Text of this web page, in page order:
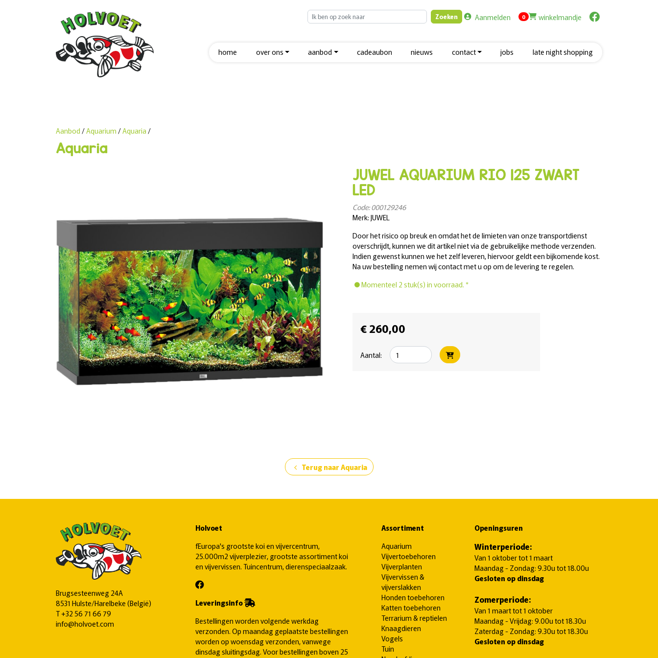
Zoeken Aanmelden 0items in cart
winkelmandje
home over ons aanbod cadeaubon nieuws contact jobs late night shopping
Aquaria
Aanbod /Aquarium /Aquaria /
JUWEL AQUARIUM RIO 125 ZWART
LED
Code: 000129246
Merk: JUWEL
Door het risico op breuk en omdat het de limieten van onze transportdienst
overschrijdt, kunnen we dit artikel niet via de gebruikelijke methode verzenden.
Indien gewenst kunnen we het zelf leveren, hiervoor geldt een bijkomende kost.
Na uw bestelling nemen wij contact met u op om de levering te regelen.
Momenteel 2 stuk(s) in voorraad. *
€ 260,00
Aantal:
chevron_left Terug naar Aquaria
Brugsesteenweg 24A
8531 Hulste/Harelbeke (België)
T+32 56 71 66 79
info@holvoet.com
Holvoet
fEuropa's grootste koi en vijvercentrum,
25.000m2 vijverplezier, grootste assortiment koi
en vijvervissen. Tuincentrum, dierenspeciaalzaak.
Leveringsinfo
Bestellingen worden volgende werkdag
verzonden. Op maandag geplaatste bestellingen
worden op woensdag verzonden, vanwege
dinsdag sluitingsdag. Voor bestellingen boven 25
Assortiment
Aquarium
Vijvertoebehoren
Vijverplanten
Vijvervissen &
vijverslakken
Honden toebehoren
Katten toebehoren
Terrarium & reptielen
Knaagdieren
Vogels
Tuin
Openingsuren
Winterperiode:
Van 1 oktober tot 1 maart
Maandag - Zondag: 9.30u tot 18.00u
Gesloten op dinsdag
Zomerperiode:
Van 1 maart tot 1 oktober
Maandag - Vrijdag: 9.00u tot 18.30u
Zaterdag - Zondag: 9.30u tot 18.30u
Gesloten op dinsdag